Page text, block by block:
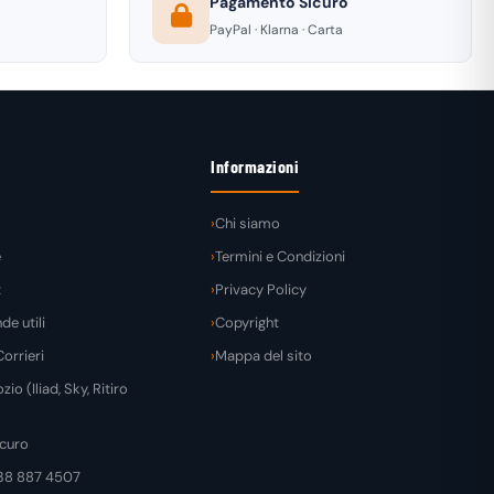
PayPal · Klarna · Carta
utili
(Iliad, Sky, Ritiro
887 4507
Informazioni
Chi siamo
Termini e Condizioni
Privacy Policy
Copyright
Mappa del sito